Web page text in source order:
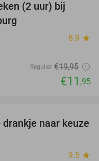
(2 uur) bij
8.9 star
Regulier €19,95
€11 ,95
38%
naar keuze
9.5 star